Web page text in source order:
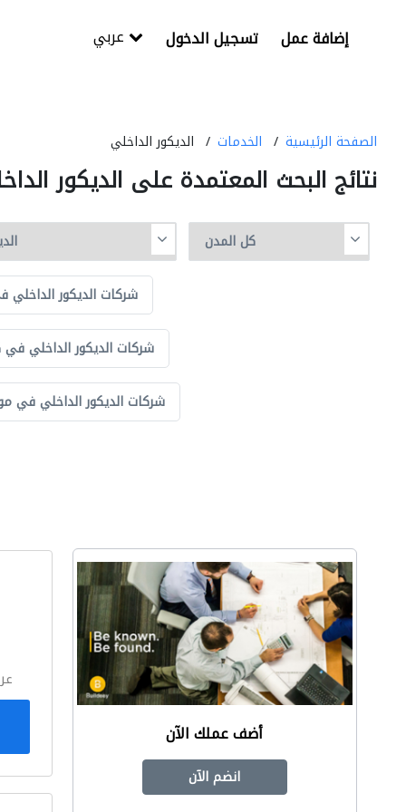
تسجيل الدخول إضافة عمل
الصفحة الرئيسية الخدمات الديكور الداخلي
نتائج البحث المعتمدة على الديكور
شركات الديكور
شركات الديكور الداخلي في
شركات الديكور الداخلي في
أضف عملك الآن
انضم الآن